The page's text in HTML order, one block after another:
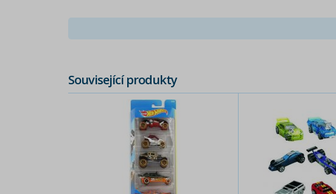
Související produkty